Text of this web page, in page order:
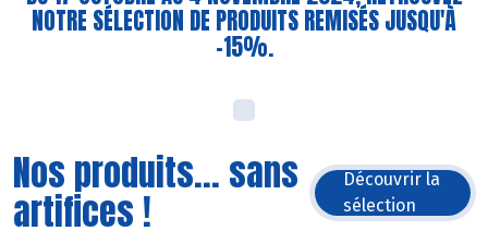
NOTRE SÉLECTION DE PRODUITS REMISÉS JUSQU'À
-15%.
Nos produits... sans
artifices !
Découvrir la
sélection